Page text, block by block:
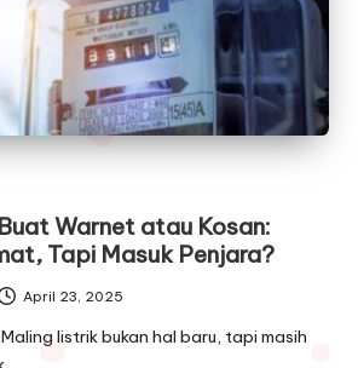
Warnet atau Kosan:
Tapi Masuk Penjara?
April 23, 2025
listrik bukan hal baru, tapi masih